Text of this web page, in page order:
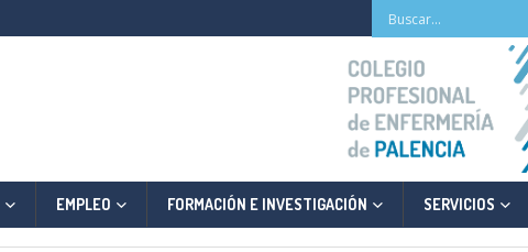
EMPLEO FORMACIÓN E INVESTIGACIÓN SERVICIOS